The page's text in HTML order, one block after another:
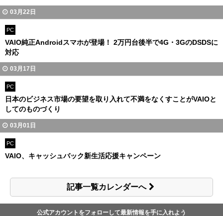
03月22日
PC
VAIO純正Androidスマホが登場！ 2万円台後半で4G・3GのDSDSに
対応
03月17日
PC
日本のビジネス市場の要望を取り入れて不満をなくすことがVAIOと
してのものづくり
03月01日
PC
VAIO、キャッシュバック新生活応援キャンペーン
記事一覧カレンダーへ
公式アカウントをフォローして最新情報を手に入れよう